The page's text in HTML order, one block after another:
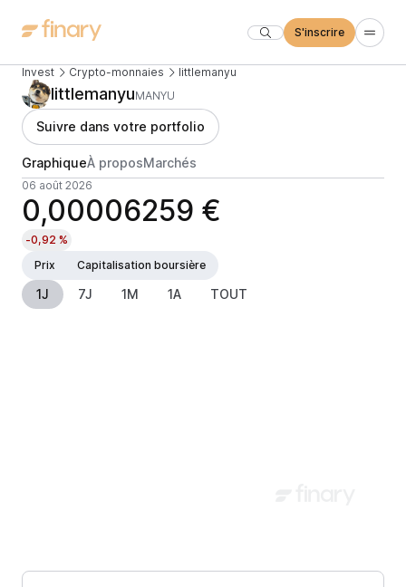
S'inscrire
Invest Crypto-monnaies littlemanyu
littlemanyuMANYU
Suivre dans votre portfolio
GraphiqueÀ proposMarchés
06 août 2026
0,00006259 €
-0,92 %
Prix
Capitalisation boursière
1J 7J 1M 1A TOUT